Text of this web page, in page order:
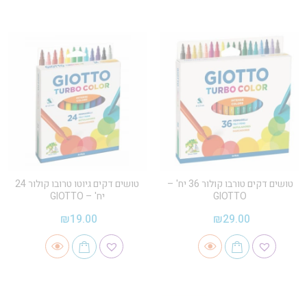
טושים דקים טורבו קולור 36 יח' –
GIOTTO
₪29.00
טושים דקים גיוטו טרובו קולור 24
יח' – GIOTTO
₪19.00